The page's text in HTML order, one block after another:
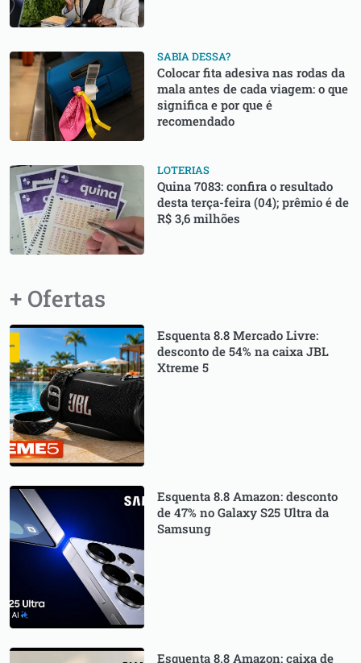
SABIA DESSA?
Colocar fita adesiva nas rodas da
mala antes de cada viagem: o que
significa e por que é
recomendado
LOTERIAS
Quina 7083: confira o resultado
desta terça-feira (04); prêmio é de
R$ 3,6 milhões
+ Ofertas
Esquenta 8.8 Mercado Livre:
desconto de 54% na caixa JBL
Xtreme 5
Esquenta 8.8 Amazon: desconto
de 47% no Galaxy S25 Ultra da
Samsung
Esquenta 8.8 Amazon: caixa de